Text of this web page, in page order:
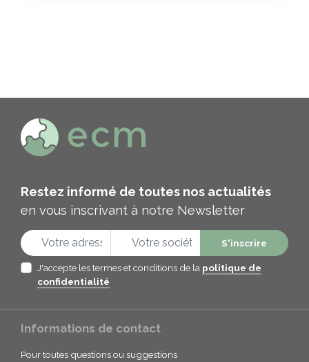
Restez informé de toutes nos actualités
en vous inscrivant à notre Newsletter
J'accepte les termes et conditions de la politique de
confidentialité
Informations de contact
Pour toutes questions ou suggestions